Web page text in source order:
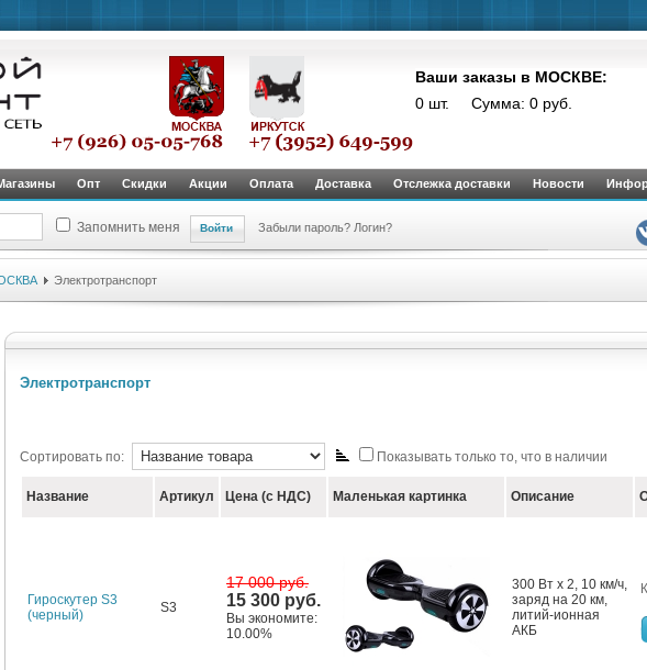
Ваши заказы в МОСКВЕ:
0 шт.
Сумма: 0 руб.
Опт Скидки Акции Оплата Доставка Отслежка доставки Новости
Запомнить меня Забыли пароль? Логин?
Электротранспорт
Электротранспорт
Сортировать по: Показывать только то, что в наличии
Название Артикул Цена (с НДС) Маленькая картинка Описание
Гироскутер S3
(черный)
S3
17 000 руб.
15 300 руб.
Вы экономите:
10.00%
300 Вт х 2, 10 км/ч,
заряд на 20 км,
литий-ионная
АКБ